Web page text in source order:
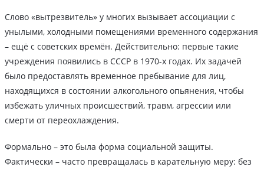
Слово «вытрезвитель» у многих вызывает ассоциации с
унылыми, холодными помещениями временного содержания
– ещё с советских времён. Действительно: первые такие
учреждения появились в СССР в 1970-х годах. Их задачей
было предоставлять временное пребывание для лиц,
находящихся в состоянии алкогольного опьянения, чтобы
избежать уличных происшествий, травм, агрессии или
смерти от переохлаждения.
Формально – это была форма социальной защиты.
Фактически – часто превращалась в карательную меру: без